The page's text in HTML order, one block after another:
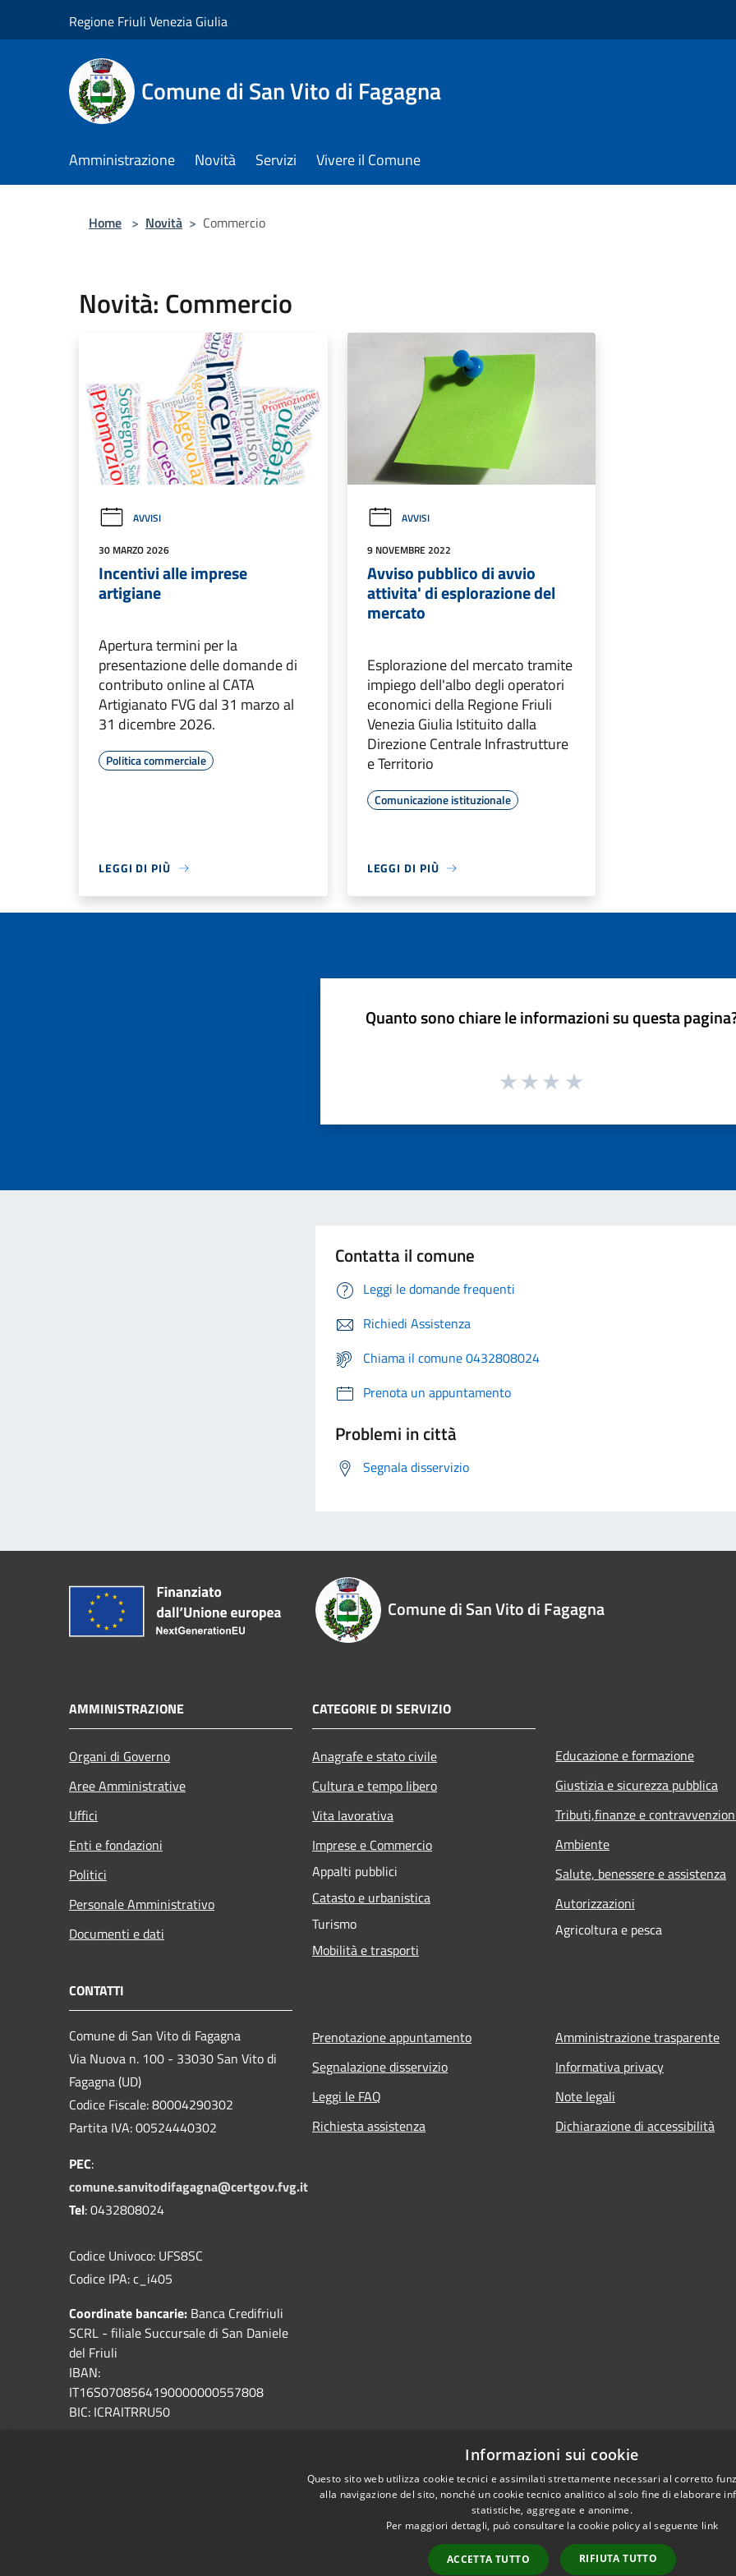
Regione Friuli Venezia Giulia
Comune di San Vito di Fagagna
Amministrazione Novità Servizi Vivere il Comune
Home > Novità > Commercio
Novità: Commercio
AVVISI
30 MARZO 2026
Incentivi alle imprese
artigiane
Apertura termini per la
presentazione delle domande di
contributo online al CATA
Artigianato FVG dal 31 marzo al
31 dicembre 2026.
Politica commerciale
LEGGI DI PIÙ
AVVISI
9 NOVEMBRE 2022
Avviso pubblico di avvio
attivita' di esplorazione del
mercato
Esplorazione del mercato tramite
impiego dell'albo degli operatori
economici della Regione Friuli
Venezia Giulia Istituito dalla
Direzione Centrale Infrastrutture
e Territorio
Comunicazione istituzionale
LEGGI DI PIÙ
Quanto sono chiare le informazioni su questa
Contatta il comune
Leggi le domande frequenti
Richiedi Assistenza
Chiama il comune 0432808024
Prenota un appuntamento
Problemi in città
Segnala disservizio
Comune di San Vito di Fagagna
AMMINISTRAZIONE
Organi di Governo
Aree Amministrative
Uffici
Enti e fondazioni
Politici
Personale Amministrativo
Documenti e dati
CATEGORIE DI SERVIZIO
Anagrafe e stato civile
Cultura e tempo libero
Vita lavorativa
Imprese e Commercio
Appalti pubblici
Catasto e urbanistica
Turismo
Mobilità e trasporti
Educazione e formazione
Giustizia e sicurezza pubblica
Tributi,finanze e
Ambiente
Salute, benessere e assistenza
Autorizzazioni
Agricoltura e pesca
CONTATTI
Comune di San Vito di Fagagna
Via Nuova n. 100 - 33030 San Vito di
Fagagna (UD)
Codice Fiscale: 80004290302
Partita IVA: 00524440302
PEC:
comune.sanvitodifagagna@certgov.fvg.it
Tel: 0432808024
Codice Univoco: UFS8SC
Codice IPA: c_i405
Coordinate bancarie: Banca Credifriuli
SCRL - filiale Succursale di San Daniele
del Friuli
IBAN:
IT16S0708564190000000557808
BIC: ICRAITRRU50
Prenotazione appuntamento
Segnalazione disservizio
Leggi le FAQ
Richiesta assistenza
Amministrazione trasparente
Informativa privacy
Note legali
Dichiarazione di accessibilità
Copyright © 2026 • Comune
Informazioni sui cookie
Questo sito web utilizza cookie tecnici e assimilati strettamente necessari al corretto
alla navigazione del sito, nonché un cookie tecnico analitico al solo fine di elaborare
statistiche, aggregate e anonime.
Per maggiori dettagli, può consultare la cookie policy al seguente link
ACCETTA TUTTO RIFIUTA TUTTO